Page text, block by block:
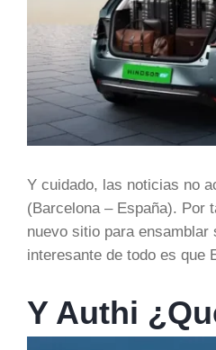
Y cuidado, las noticias no
(Barcelona – España). Por
nuevo sitio para
interesante de todo es que
Y Authi